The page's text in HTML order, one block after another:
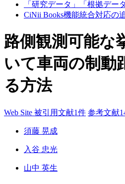
「研究データ」「根拠デー
CiNii Books機能統合対応の
路側観測可能な
いて車両の制動
る方法
Web Site 被引用文献1件 参考文献
須藤 晃成
入谷 忠光
山中 英生